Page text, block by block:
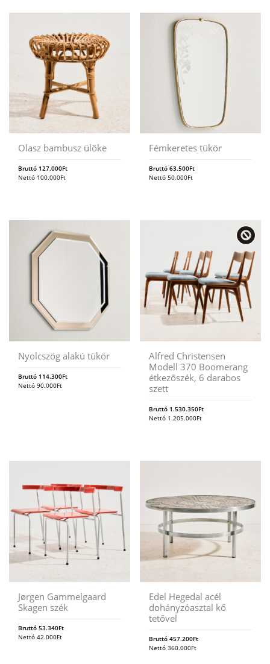
Olasz bambusz ülőke
Bruttó 127.000Ft
Nettó 100.000Ft
Fémkeretes tükör
Bruttó63.500Ft
Nettó50.000Ft
Nyolcszög alakú tükör
Bruttó 114.300Ft
Nettó 90.000Ft
Alfred Christensen
Modell 370 Boomerang
étkezőszék, 6 darabos
szett
Bruttó 1.530.350Ft
Nettó 1.205.000Ft
Jørgen Gammelgaard
Skagen szék
Bruttó 53.340Ft
Nettó 42.000Ft
Edel Hegedal acél
dohányzóasztal kő
tetővel
Bruttó457.200Ft
Nettó360.000Ft